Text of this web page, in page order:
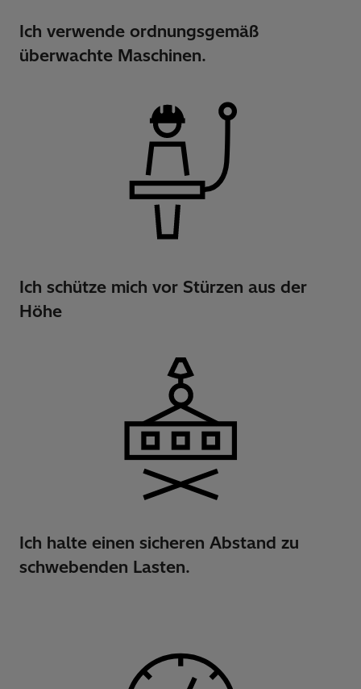
Ich verwende ordnungsgemäß
überwachte Maschinen.
Ich schütze mich vor Stürzen aus der
Höhe
Ich halte einen sicheren Abstand zu
schwebenden Lasten.